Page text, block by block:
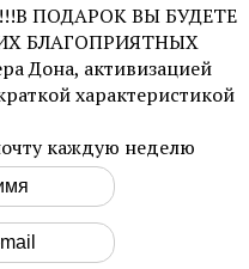
!!!В ПОДАРОК ВЫ БУДЕТЕ
БЛАГОПРИЯТНЫХ
Дона, активизацией
характеристикой
каждую неделю